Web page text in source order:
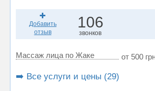
Добавить
отзыв
106
звонков
Массаж лица по Жаке от 500
➡️ Все услуги и цены (29)